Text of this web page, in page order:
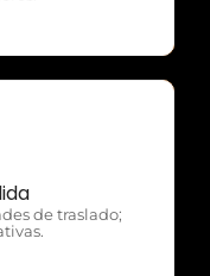
de traslado;